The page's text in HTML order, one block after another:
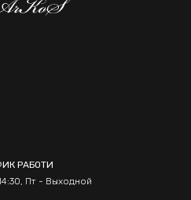
РАБОТИ
Пт - Выходной